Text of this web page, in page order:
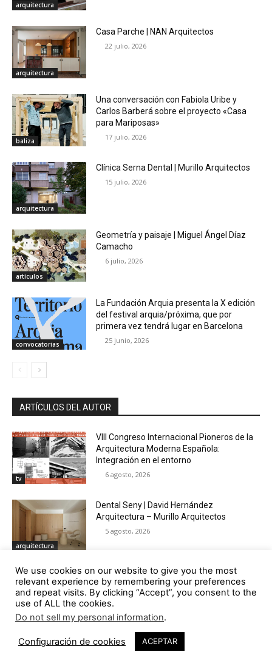
arquitectura
arquitectura
Casa Parche | NAN Arquitectos
22 julio, 2026
baliza
Una conversación con Fabiola Uribe y
Carlos Barberá sobre el proyecto «Casa
para Mariposas»
17 julio, 2026
arquitectura
Clínica Serna Dental | Murillo Arquitectos
15 julio, 2026
artículos
Geometría y paisaje | Miguel Ángel Díaz
Camacho
6 julio, 2026
convocatorias
La Fundación Arquia presenta la X edición
del festival arquia/próxima, que por
primera vez tendrá lugar en Barcelona
25 junio, 2026
ARTÍCULOS DEL AUTOR
tv
VIII Congreso Internacional Pioneros de la
Arquitectura Moderna Española:
Integración en el entorno
6 agosto, 2026
arquitectura
Dental Seny | David Hernández
Arquitectura – Murillo Arquitectos
5 agosto, 2026
libros
Poética del abandono. Siza en Panticosa
4 agosto, 2026
Villa Carolina cuando la cubierta se
convierte en la quinta fachada
We use cookies on our website to give you the most
relevant experience by remembering your preferences
and repeat visits. By clicking “Accept”, you consent to the
use of ALL the cookies.
Do not sell my personal information.
Configuración de cookies ACEPTAR